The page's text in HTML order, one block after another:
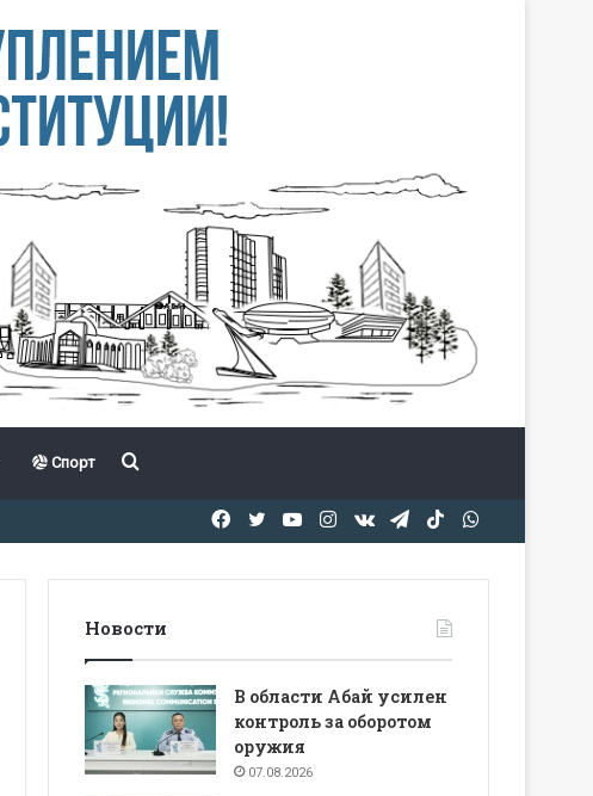
Спорт Іздеу
TikTok
Telegram
vk.com
Instagram
YouTube
Twitter
Facebook
Новости
В области Абай усилен
контроль за оборотом
оружия
07.08.2026